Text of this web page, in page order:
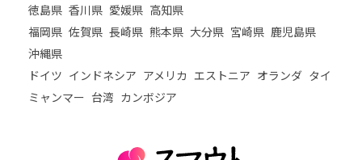
徳島県 香川県 愛媛県 高知県
福岡県 佐賀県 長崎県 熊本県 大分県 宮崎県 鹿児島県
沖縄県
ドイツ インドネシア アメリカ エストニア オランダ タイ
ミャンマー 台湾 カンボジア